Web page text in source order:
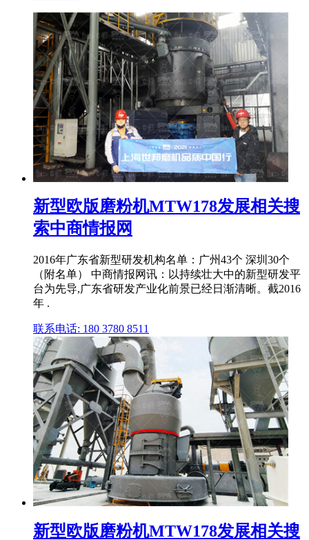
新型欧版磨粉机MTW178发展相关搜
索中商情报网
2016年广东省新型研发机构名单：广州43个 深圳30个
（附名单） 中商情报网讯：以持续壮大中的新型研发平
台为先导,广东省研发产业化前景已经日渐清晰。截2016
年 .
联系电话: 180 3780 8511
新型欧版磨粉机MTW178发展相关搜